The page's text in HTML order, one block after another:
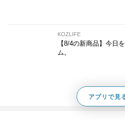
KOZLIFE
【8/4の新商品】今日
ム。
もっと見る
アプリで見